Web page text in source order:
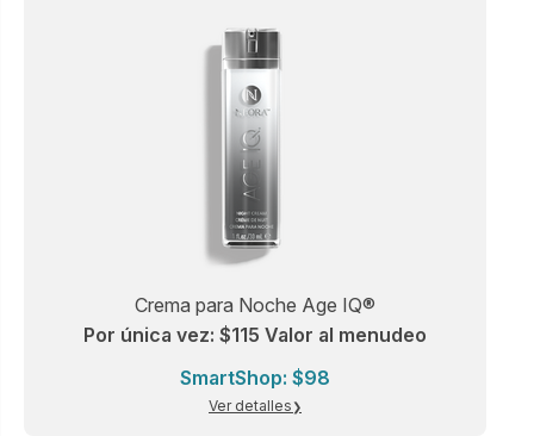
Crema para Noche Age IQ®
Por única vez: $115 Valor al menudeo
SmartShop: $98
Ver detalles